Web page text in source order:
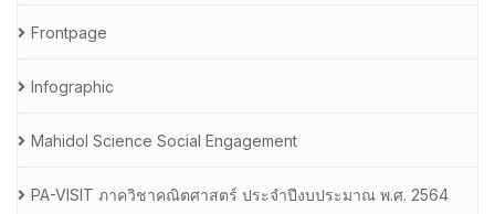
Frontpage
Infographic
Mahidol Science Social Engagement
PA-VISIT ภาควิชาคณิตศาสตร์ ประจำปีงบประมาณ พ.ศ. 2564